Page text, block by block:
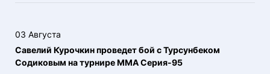
03 Августа
Савелий Курочкин проведет бой с Турсунбеком
Содиковым на турнире ММА Серия-95